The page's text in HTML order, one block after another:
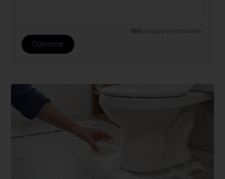
500 caracteres restantes.
Comentar